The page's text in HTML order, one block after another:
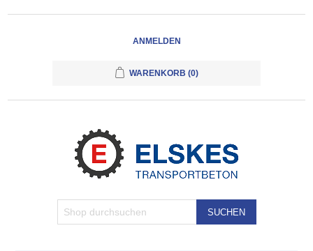
ANMELDEN
WARENKORB (0)
SUCHEN